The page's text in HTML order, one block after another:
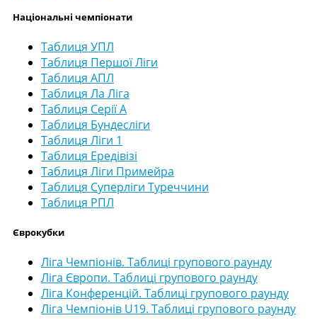
Національні чемпіонати
Таблиця УПЛ
Таблиця Першої Ліги
Таблиця АПЛ
Таблиця Ла Ліга
Таблиця Серії А
Таблиця Бундесліги
Таблиця Ліги 1
Таблиця Ередівізі
Таблиця Ліги Примейра
Таблиця Суперліги Туреччини
Таблиця РПЛ
Єврокубки
Ліга Чемпіонів. Таблиці групового раунду
Ліга Європи. Таблиці групового раунду
Ліга Конференцій. Таблиці групового раунду
Ліга Чемпіонів U19. Таблиці групового раунду